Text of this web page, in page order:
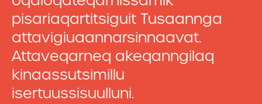
pisariaqartitsiguit Tusaannga
attavigiuaannarsinnaavat.
Attaveqarneq akeqanngilaq
kinaassutsimillu
isertuussisuulluni.